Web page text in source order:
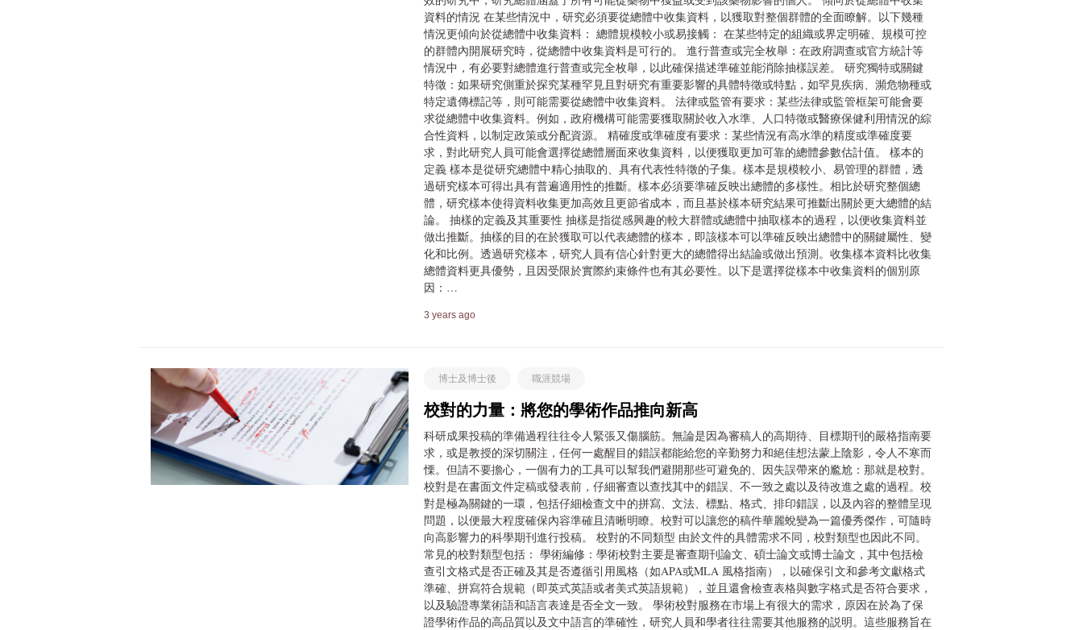
資料的情況 在某些情況中，研究必須要從總體中收集資料，以獲取對整個群體的全面瞭解。以下幾種
情況更傾向於從總體中收集資料： 總體規模較小或易接觸： 在某些特定的組織或界定明確、規模可控
的群體內開展研究時，從總體中收集資料是可行的。 進行普查或完全枚舉：在政府調查或官方統計等
情況中，有必要對總體進行普查或完全枚舉，以此確保描述準確並能消除抽樣誤差。 研究獨特或關鍵
特徵：如果研究側重於探究某種罕見且對研究有重要影響的具體特徵或特點，如罕見疾病、瀕危物種或
特定遺傳標記等，則可能需要從總體中收集資料。 法律或監管有要求：某些法律或監管框架可能會要
求從總體中收集資料。例如，政府機構可能需要獲取關於收入水準、人口特徵或醫療保健利用情況的綜
合性資料，以制定政策或分配資源。 精確度或準確度有要求：某些情況有高水準的精度或準確度要
求，對此研究人員可能會選擇從總體層面來收集資料，以便獲取更加可靠的總體參數估計值。 樣本的
定義 樣本是從研究總體中精心抽取的、具有代表性特徵的子集。樣本是規模較小、易管理的群體，透
過研究樣本可得出具有普遍適用性的推斷。樣本必須要準確反映出總體的多樣性。相比於研究整個總
體，研究樣本使得資料收集更加高效且更節省成本，而且基於樣本研究結果可推斷出關於更大總體的結
論。 抽樣的定義及其重要性 抽樣是指從感興趣的較大群體或總體中抽取樣本的過程，以便收集資料並
做出推斷。抽樣的目的在於獲取可以代表總體的樣本，即該樣本可以準確反映出總體中的關鍵屬性、變
化和比例。透過研究樣本，研究人員有信心針對更大的總體得出結論或做出預測。收集樣本資料比收集
總體資料更具優勢，且因受限於實際約束條件也有其必要性。以下是選擇從樣本中收集資料的個別原
因：…
3 years ago
博士及博士後 職涯競場
校對的力量：將您的學術作品推向新高
科研成果投稿的準備過程往往令人緊張又傷腦筋。無論是因為審稿人的高期待、目標期刊的嚴格指南要
求，或是教授的深切關注，任何一處醒目的錯誤都能給您的辛勤努力和絕佳想法蒙上陰影，令人不寒而
慄。但請不要擔心，一個有力的工具可以幫我們避開那些可避免的、因失誤帶來的尷尬：那就是校對。
校對是在書面文件定稿或發表前，仔細審查以查找其中的錯誤、不一致之處以及待改進之處的過程。校
對是極為關鍵的一環，包括仔細檢查文中的拼寫、文法、標點、格式、排印錯誤，以及內容的整體呈現
問題，以便最大程度確保內容準確且清晰明瞭。校對可以讓您的稿件華麗蛻變為一篇優秀傑作，可隨時
向高影響力的科學期刊進行投稿。 校對的不同類型 由於文件的具體需求不同，校對類型也因此不同。
常見的校對類型包括： 學術編修：學術校對主要是審查期刊論文、碩士論文或博士論文，其中包括檢
查引文格式是否正確及其是否遵循引用風格（如APA或MLA 風格指南），以確保引文和參考文獻格式
準確、拼寫符合規範（即英式英語或者美式英語規範），並且還會檢查表格與數字格式是否符合要求，
以及驗證專業術語和語言表達是否全文一致。 學術校對服務在市場上有很大的需求，原因在於為了保
證學術作品的高品質以及文中語言的準確性，研究人員和學者往往需要其他服務的説明。這些服務旨在